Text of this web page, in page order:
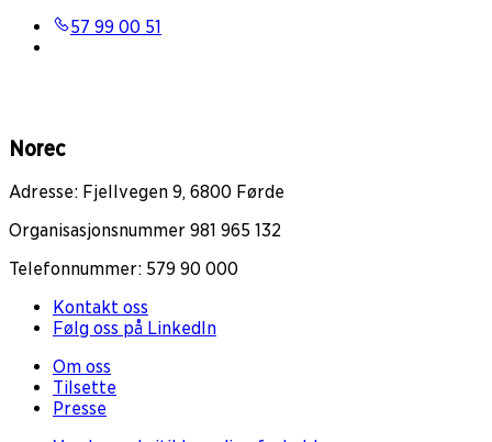
57 99 00 51
Norec
Adresse: Fjellvegen 9, 6800 Førde
Organisasjonsnummer 981 965 132
Telefonnummer: 579 90 000
Kontakt oss
Følg oss på LinkedIn
Om oss
Tilsette
Presse